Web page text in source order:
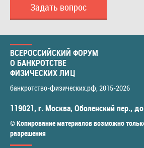
Задать вопрос
ВСЕРОССИЙСКИЙ ФОРУМ
О БАНКРОТСТВЕ
ФИЗИЧЕСКИХ ЛИЦ
банкротство-физических.рф, 2015-2026
119021, г. Москва, Оболенский пер.,
© Копирование материалов возможно
разрешения